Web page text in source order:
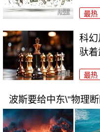
最热
科
驮着
最热
波斯要给中东\"物理